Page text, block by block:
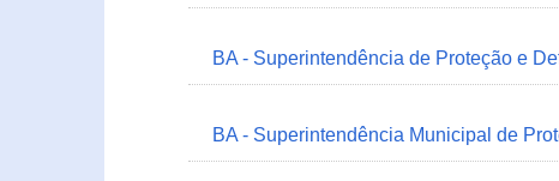
BA - Superintendência de Proteção e
BA - Superintendência Municipal de